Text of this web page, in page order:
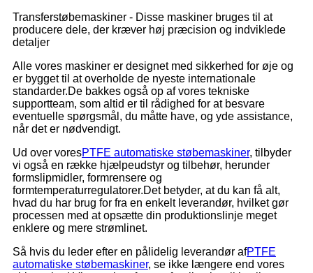
Transferstøbemaskiner - Disse maskiner bruges til at
producere dele, der kræver høj præcision og indviklede
detaljer
Alle vores maskiner er designet med sikkerhed for øje og
er bygget til at overholde de nyeste internationale
standarder.De bakkes også op af vores tekniske
supportteam, som altid er til rådighed for at besvare
eventuelle spørgsmål, du måtte have, og yde assistance,
når det er nødvendigt.
Ud over voresPTFE automatiske støbemaskiner, tilbyder
vi også en række hjælpeudstyr og tilbehør, herunder
formslipmidler, formrensere og
formtemperaturregulatorer.Det betyder, at du kan få alt,
hvad du har brug for fra en enkelt leverandør, hvilket gør
processen med at opsætte din produktionslinje meget
enklere og mere strømlinet.
Så hvis du leder efter en pålidelig leverandør afPTFE
automatiske støbemaskiner, se ikke længere end vores